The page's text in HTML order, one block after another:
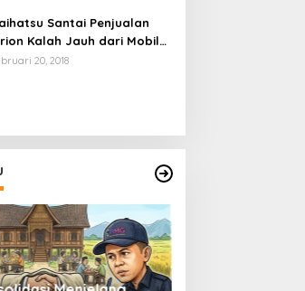
Santai Penjualan
Kalah Jauh dari Mobil
20, 2018